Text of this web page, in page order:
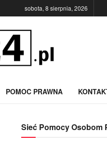
sobota, 8 sierpnia, 2026
POMOC PRAWNA
Sieć Pomocy Osobom